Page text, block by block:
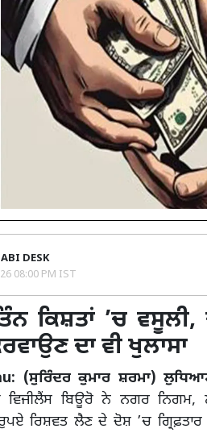
DESK
08:00 PM IST
ਕਿਸ਼ਤਾਂ ’ਚ
ਦਾ ਵੀ ਖੁਲਾਸਾ
(ਸੁਰਿੰਦਰ ਕੁਮਾਰ ਸ਼ਰਮਾ)
ਵਿਜੀਲੈਂਸ ਬਿਊਰੋ ਨੇ ਨਗਰ ਨਿਗਮ,
ਰਿਸ਼ਵਤ ਲੈਣ ਦੇ ਦੋਸ਼ ’ਚ ਗ੍ਰਿਫ਼ਤਾਰ